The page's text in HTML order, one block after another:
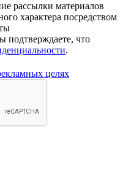
рассылки материалов
характера посредством
что
.
целях